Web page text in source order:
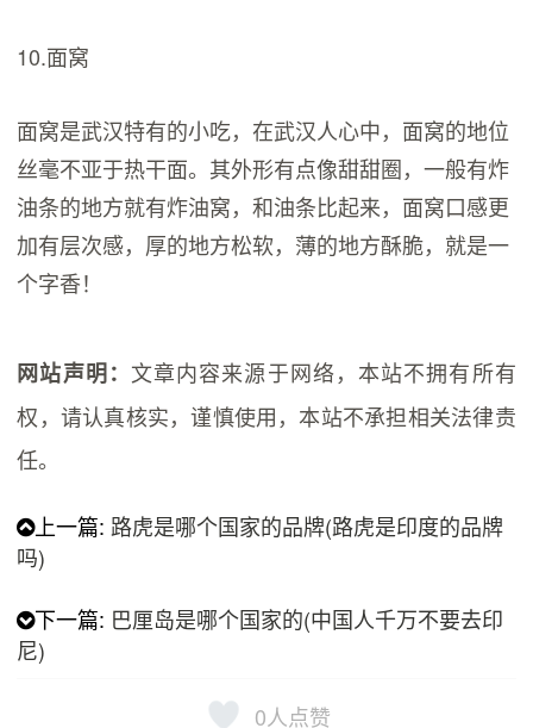
10.面窝
面窝是武汉特有的小吃，在武汉人心中，面窝的地位
丝毫不亚于热干面。其外形有点像甜甜圈，一般有炸
油条的地方就有炸油窝，和油条比起来，面窝口感更
加有层次感，厚的地方松软，薄的地方酥脆，就是一
个字香！
网站声明： 文章内容来源于网络，本站不拥有所有
权，请认真核实，谨慎使用，本站不承担相关法律责
任。
上一篇: 路虎是哪个国家的品牌(路虎是印度的品牌
吗)
下一篇: 巴厘岛是哪个国家的(中国人千万不要去印
尼)
0人点赞